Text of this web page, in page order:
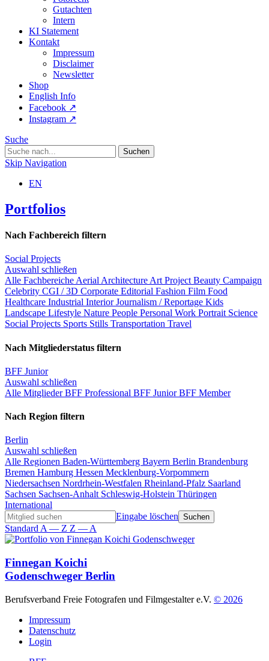
Gutachten
Intern
KI Statement
Kontakt
Impressum
Disclaimer
Newsletter
Shop
English Info
Facebook ↗︎
Instagram ↗︎
Suche
Skip Navigation
EN
Portfolios
Nach Fachbereich filtern
Social Projects
Auswahl schließen
Alle Fachbereiche Aerial Architecture Art Project Beauty Campaign
Celebrity CGI / 3D Corporate Editorial Fashion Film Food
Healthcare Industrial InteriorJournalism / Reportage Kids
Landscape Lifestyle Nature People Personal Work Portrait Science
Social Projects Sports Stills Transportation Travel
Nach Mitgliederstatus filtern
BFF Junior
Auswahl schließen
Alle MitgliederBFF Professional BFF JuniorBFF Member
Nach Region filtern
Berlin
Auswahl schließen
Alle Regionen Baden-Württemberg Bayern Berlin Brandenburg
Bremen Hamburg Hessen Mecklenburg-Vorpommern
Niedersachsen Nordrhein-Westfalen Rheinland-Pfalz Saarland
Sachsen Sachsen-Anhalt Schleswig-Holstein Thüringen
International
Eingabe löschen
Standard A — Z Z — A
Finnegan Koichi
Godenschweger Berlin
Berufsverband Freie Fotografen und Filmgestalter e.V. © 2026
Impressum
Datenschutz
Login